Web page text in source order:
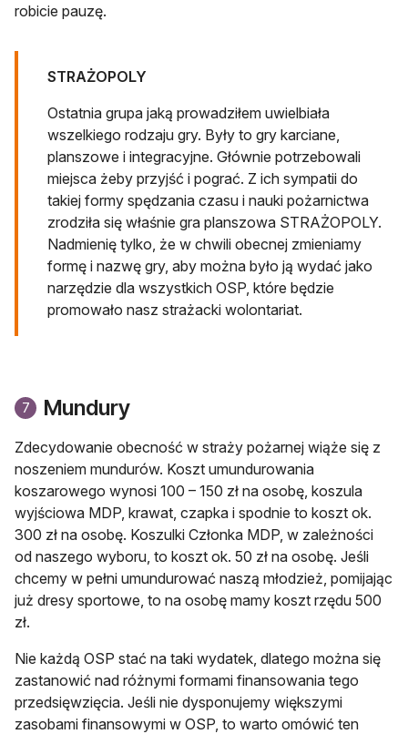
robicie pauzę.
STRAŻOPOLY
Ostatnia grupa jaką prowadziłem uwielbiała
wszelkiego rodzaju gry. Były to gry karciane,
planszowe i integracyjne. Głównie potrzebowali
miejsca żeby przyjść i pograć. Z ich sympatii do
takiej formy spędzania czasu i nauki pożarnictwa
zrodziła się właśnie gra planszowa STRAŻOPOLY.
Nadmienię tylko, że w chwili obecnej zmieniamy
formę i nazwę gry, aby można było ją wydać jako
narzędzie dla wszystkich OSP, które będzie
promowało nasz strażacki wolontariat.
7 Mundury
Zdecydowanie obecność w straży pożarnej wiąże się z
noszeniem mundurów. Koszt umundurowania
koszarowego wynosi 100 – 150 zł na osobę, koszula
wyjściowa MDP, krawat, czapka i spodnie to koszt ok.
300 zł na osobę. Koszulki Członka MDP, w zależności
od naszego wyboru, to koszt ok. 50 zł na osobę. Jeśli
chcemy w pełni umundurować naszą młodzież, pomijając
już dresy sportowe, to na osobę mamy koszt rzędu 500
zł.
Nie każdą OSP stać na taki wydatek, dlatego można się
zastanowić nad różnymi formami finansowania tego
przedsięwzięcia. Jeśli nie dysponujemy większymi
zasobami finansowymi w OSP, to warto omówić ten